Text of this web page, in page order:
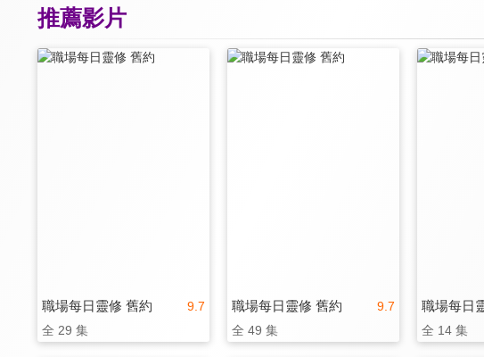
推薦影片
9.7
職場每日靈修 舊約
全 29 集
9.7
職場每日靈修 舊約
全 49 集
職場每日
全 14 集